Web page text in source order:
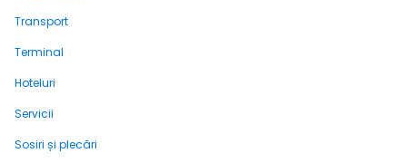
Transport
Terminal
Hoteluri
Servicii
Sosiri și plecări